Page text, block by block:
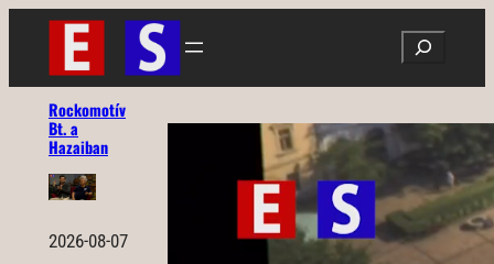
Ugrás
tartalomhoz
Search
Rockomotív
Bt. a
Hazaiban
2026-08-07